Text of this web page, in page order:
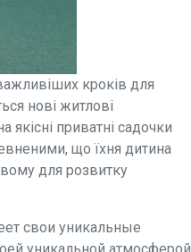
кроків для
нові житлові
якісні приватні садочки
що їхня дитина
для розвитку
свои уникальные